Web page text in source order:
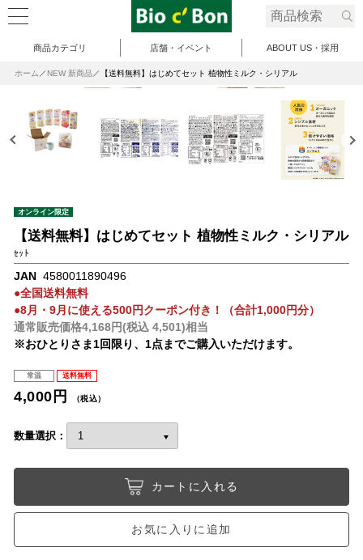
商品カテゴリ 店舗・イベント ABOUT US・採用
ホーム NEW 新商品 【送料無料】はじめてセット 植物性ミルク・シリアル
オンライン限定
【送料無料】はじめてセット 植物性ミルク・シリアル
ｾｯﾄ
JAN 4580011890496
●全国送料無料
●8月・9月に使える500円クーポン付き！（合計1,000円分）
通常販売価格4,168円(税込 4,501)相当
※おひとりさま1回限り、1点までご購入いただけます。
常温 送料無料
4,000円 （税込）
数量選択：
カートに入れる
お気に入りに追加